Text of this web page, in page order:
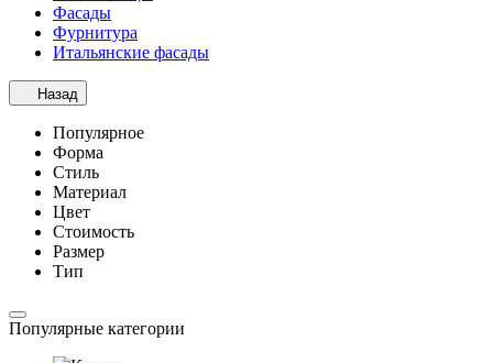
Фасады
Фурнитура
Итальянские фасады
Назад
Популярное
Форма
Стиль
Материал
Цвет
Стоимость
Размер
Тип
Популярные категории